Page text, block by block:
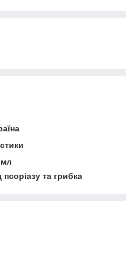
псоріазу та грибка